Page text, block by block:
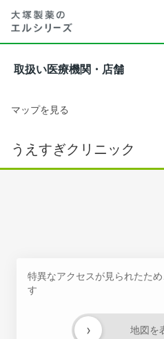
取扱い医療機関・店舗
マップを見る
うえすぎクリニック
特異なアクセスが見られたた
す
地図を
›